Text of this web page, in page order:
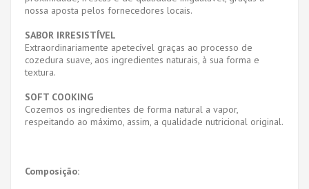
nossa aposta pelos fornecedores locais.
SABOR IRRESISTÍVEL
Extraordinariamente apetecível graças ao processo de
cozedura suave, aos ingredientes naturais, à sua forma e
textura.
SOFT COOKING
Cozemos os ingredientes de forma natural a vapor,
respeitando ao máximo, assim, a qualidade nutricional original.
Composição: